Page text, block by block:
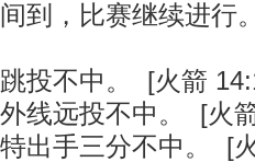
到，比赛继续进行
投不中。 [火箭
线远投不中。 [火
出手三分不中。 [